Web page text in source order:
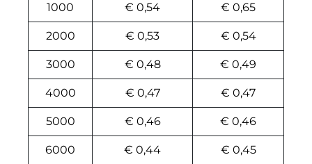
1000 € 0,54 € 0,65
2000 € 0,53 € 0,54
3000 € 0,48 € 0,49
4000 € 0,47 € 0,47
5000 € 0,46 € 0,46
6000 € 0,44 € 0,45